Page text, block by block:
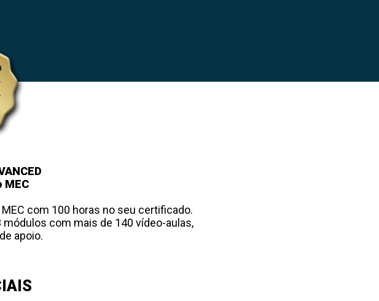
MEC
com 100 horas no seu certificado.
módulos com mais de 140 vídeo-aulas,
apoio.